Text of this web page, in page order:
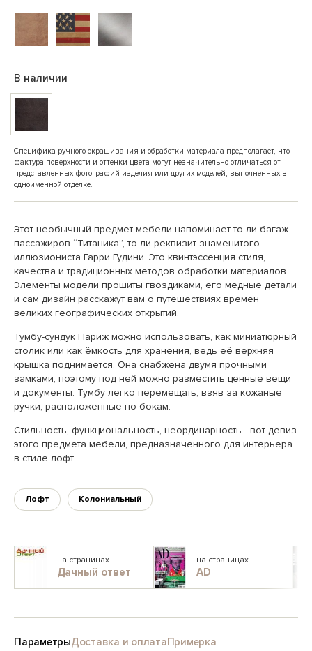
В наличии
Специфика ручного окрашивания и обработки материала предполагает, что
фактура поверхности и оттенки цвета могут незначительно отличаться от
представленных фотографий изделия или других моделей, выполненных в
одноименной отделке.
Этот необычный предмет мебели напоминает то ли багаж
пассажиров “Титаника”, то ли реквизит знаменитого
иллюзиониста Гарри Гудини. Это квинтэссенция стиля,
качества и традиционных методов обработки материалов.
Элементы модели прошиты гвоздиками, его медные детали
и сам дизайн расскажут вам о путешествиях времен
великих географических открытий.
Тумбу-сундук Париж можно использовать, как миниатюрный
столик или как ёмкость для хранения, ведь её верхняя
крышка поднимается. Она снабжена двумя прочными
замками, поэтому под ней можно разместить ценные вещи
и документы. Тумбу легко перемещать, взяв за кожаные
ручки, расположенные по бокам.
Стильность, функциональность, неординарность - вот девиз
этого предмета мебели, предназначенного для интерьера
в стиле лофт.
Лофт Колониальный
на страницах
Дачный ответ
на страницах
AD
ПараметрыДоставка и оплатаПримерка